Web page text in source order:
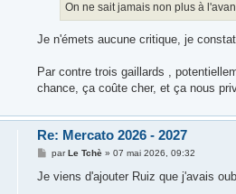
On ne sait jamais non plus à
Je n'émets aucune critique, je
Par contre trois gaillards ,
chance, ça coûte cher, et ça nous
Re: Mercato 2026 - 2027
M
s
parLe Tchè »07 mai 2026, 09:32
Je viens d'ajouter Ruiz que j'avais